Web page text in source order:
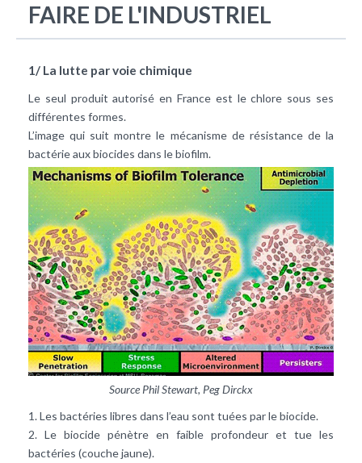
FAIRE DE L'INDUSTRIEL
1/ La lutte par voie chimique
Le seul produit autorisé en France est le chlore sous ses
différentes formes.
L’image qui suit montre le mécanisme de résistance de la
bactérie aux biocides dans le biofilm.
Source Phil Stewart, Peg Dirckx
1. Les bactéries libres dans l’eau sont tuées par le biocide.
2. Le biocide pénètre en faible profondeur et tue les
bactéries (couche jaune).